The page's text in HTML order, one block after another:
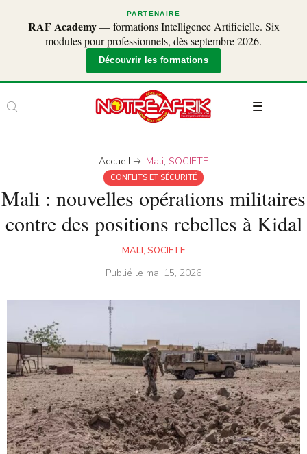
PARTENAIRE
RAF Academy— formations Intelligence Artificielle. Six
modules pour professionnels, dès septembre 2026.
Découvrir les formations
Accueil Mali, SOCIETE
CONFLITS ET SÉCURITÉ
Mali : nouvelles opérations militaires
contre des positions rebelles à Kidal
MALI, SOCIETE
Publié le mai 15, 2026